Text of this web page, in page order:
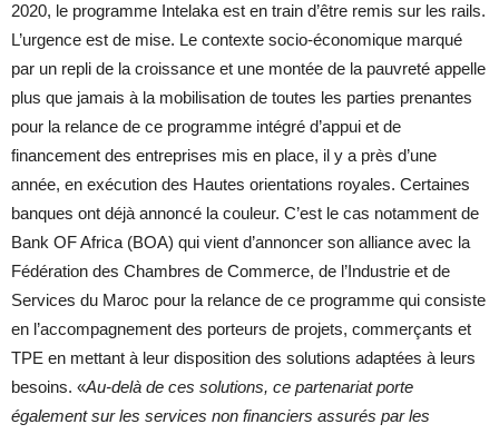
2020, le programme Intelaka est en train d’être remis sur les rails.
L’urgence est de mise. Le contexte socio-économique marqué
par un repli de la croissance et une montée de la pauvreté appelle
plus que jamais à la mobilisation de toutes les parties prenantes
pour la relance de ce programme intégré d’appui et de
financement des entreprises mis en place, il y a près d’une
année, en exécution des Hautes orientations royales. Certaines
banques ont déjà annoncé la couleur. C’est le cas notamment de
Bank OF Africa (BOA) qui vient d’annoncer son alliance avec la
Fédération des Chambres de Commerce, de l’Industrie et de
Services du Maroc pour la relance de ce programme qui consiste
en l’accompagnement des porteurs de projets, commerçants et
TPE en mettant à leur disposition des solutions adaptées à leurs
besoins. «Au-delà de ces solutions, ce partenariat porte
également sur les services non financiers assurés par les